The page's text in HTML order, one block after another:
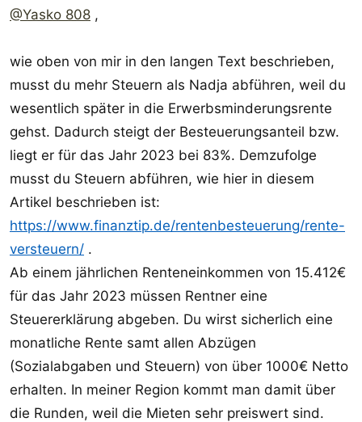
@Yasko 808 ,
wie oben von mir in den langen Text beschrieben,
musst du mehr Steuern als Nadja abführen, weil du
wesentlich später in die Erwerbsminderungsrente
gehst. Dadurch steigt der Besteuerungsanteil bzw.
liegt er für das Jahr 2023 bei 83%. Demzufolge
musst du Steuern abführen, wie hier in diesem
Artikel beschrieben ist:
https://www.finanztip.de/rentenbesteuerung/rente-
versteuern/ .
Ab einem jährlichen Renteneinkommen von 15.412€
für das Jahr 2023 müssen Rentner eine
Steuererklärung abgeben. Du wirst sicherlich eine
monatliche Rente samt allen Abzügen
(Sozialabgaben und Steuern) von über 1000€ Netto
erhalten. In meiner Region kommt man damit über
die Runden, weil die Mieten sehr preiswert sind.